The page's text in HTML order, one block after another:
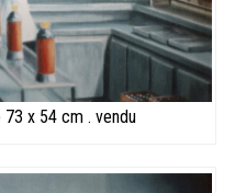
73 x 54 cm . vendu